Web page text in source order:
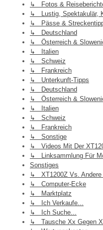
↳ Fotos &
↳ Lustig, Spektakulär,
↳ Pässe &
↳ Deutschland
↳ Österreich &
↳ Italien
↳ Schweiz
↳ Frankreich
↳ Unterkunft-Tipps
↳ Deutschland
↳ Österreich &
↳ Italien
↳ Schweiz
↳ Frankreich
↳ Sonstige
↳ Videos Mit Der
↳ Linksammlung Für
Sonstiges
↳ XT1200Z Vs. Andere
↳ Computer-Ecke
↳ Marktplatz
↳ Ich Verkaufe...
↳ Ich Suche...
↳ Tausche Xx Gegen